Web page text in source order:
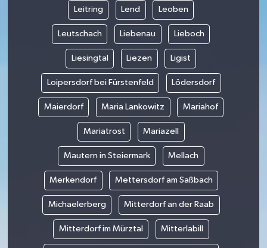
Leitring Lend Leoben
Leutschach Liebenau Lieboch
Liesingtal Liezen Ligist
Loipersdorf bei Fürstenfeld Lödersdorf
Maierdorf Maria Lankowitz Mariahof
Mariatrost Mariazell
Mautern in Steiermark Mellach
Merkendorf Mettersdorf am Saßbach
Michaelerberg Mitterdorf an der Raab
Mitterdorf im Mürztal Mitterlabill